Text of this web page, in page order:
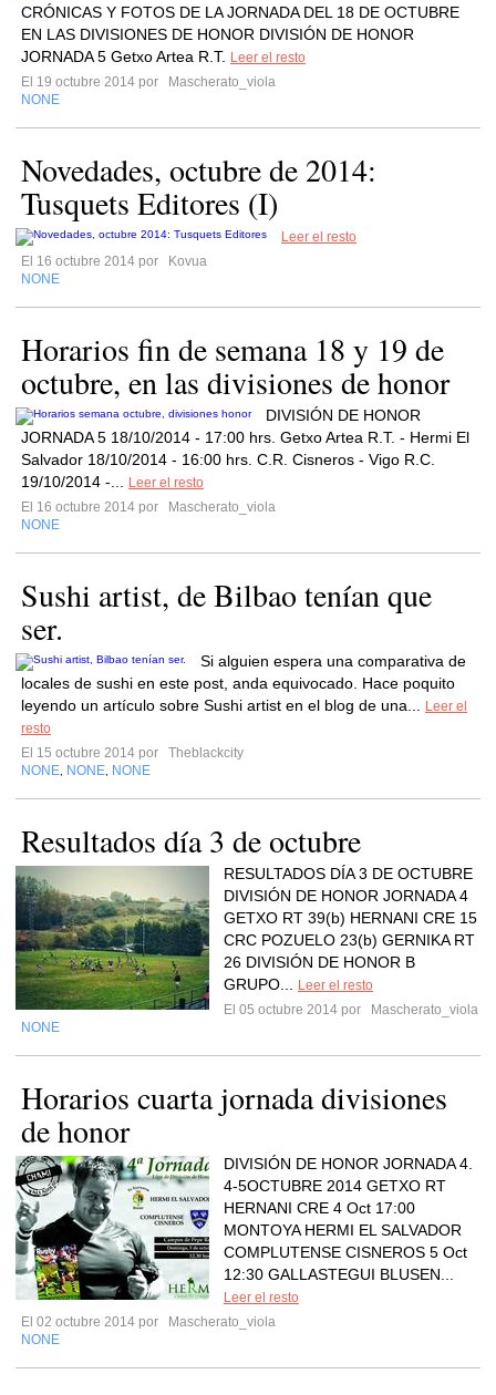
CRÓNICAS Y FOTOS DE LA JORNADA DEL 18 DE OCTUBRE
EN LAS DIVISIONES DE HONOR DIVISIÓN DE HONOR
JORNADA 5 Getxo Artea R.T. Leer el resto
El 19 octubre 2014 por
Mascherato_viola
NONE
Novedades, octubre de 2014:
Tusquets Editores (I)
Leer el resto
El 16 octubre 2014 por
Kovua
NONE
Horarios fin de semana 18 y 19 de
octubre, en las divisiones de honor
DIVISIÓN DE HONOR
JORNADA 5 18/10/2014 - 17:00 hrs. Getxo Artea R.T. - Hermi El
Salvador 18/10/2014 - 16:00 hrs. C.R. Cisneros - Vigo R.C.
19/10/2014 -...
Leer el resto
El 16 octubre 2014 por
Mascherato_viola
NONE
Sushi artist, de Bilbao tenían que
ser.
Si alguien espera una comparativa de
locales de sushi en este post, anda equivocado. Hace poquito
leyendo un artículo sobre Sushi artist en el blog de una...
Leer el
resto
El 15 octubre 2014 por
Theblackcity
NONE NONE NONE
Resultados día 3 de octubre
RESULTADOS DÍA 3 DE OCTUBRE
DIVISIÓN DE HONOR JORNADA 4
GETXO RT 39(b) HERNANI CRE 15
CRC POZUELO 23(b) GERNIKA RT
26 DIVISIÓN DE HONOR B
GRUPO...
Leer el resto
El 05 octubre 2014 por
Mascherato_viola
NONE
Horarios cuarta jornada divisiones
de honor
DIVISIÓN DE HONOR JORNADA 4.
4-5OCTUBRE 2014 GETXO RT
HERNANI CRE 4 Oct 17:00
MONTOYA HERMI EL SALVADOR
COMPLUTENSE CISNEROS 5 Oct
12:30 GALLASTEGUI BLUSEN...
Leer el resto
El 02 octubre 2014 por
Mascherato_viola
NONE